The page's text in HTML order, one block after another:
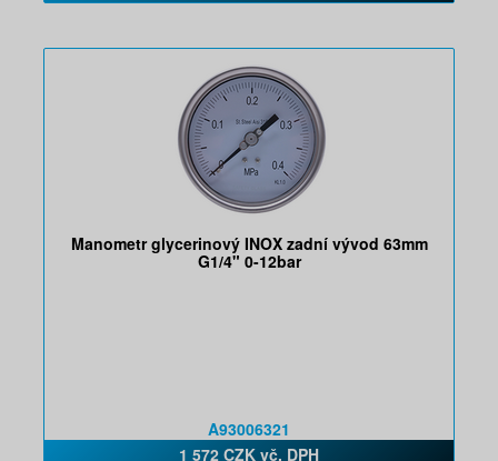
Manometr glycerinový INOX zadní vývod 63mm
G1/4" 0-12bar
A93006321
1 572 CZK vč. DPH